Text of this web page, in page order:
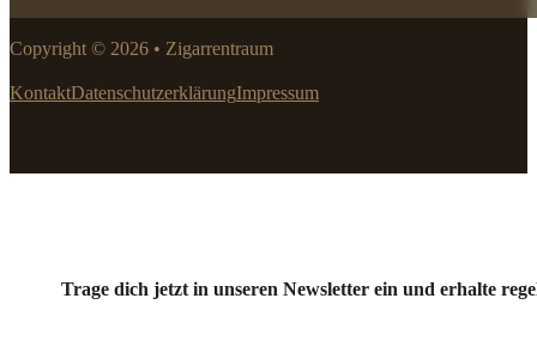
Copyright © 2026 • Zigarrentraum
KontaktDatenschutzerklärungImpressum
Trage dich jetzt in unseren Newsletter ein und erhalte